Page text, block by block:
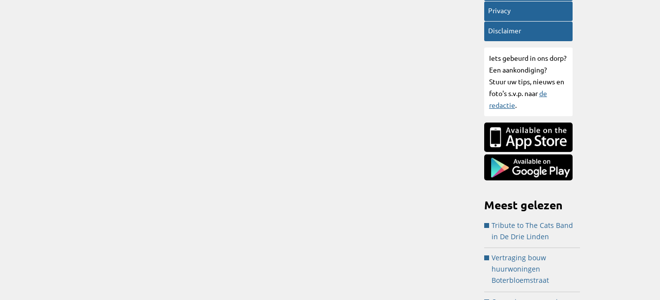
Privacy
Disclaimer
Iets gebeurd in ons dorp?
Een aankondiging?
Stuur uw tips, nieuws en
foto's s.v.p. naarde
redactie.
Meest gelezen
Tribute to The Cats Band
in De Drie Linden
Vertraging bouw
huurwoningen
Boterbloemstraat